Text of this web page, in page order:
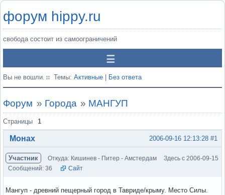
форум hippy.ru
свобода состоит из самоограничений
Вы не вошли. Темы: Активные Без ответа
Форум » Города » МАНГУП
Страницы 1
#1
2006-09-16 12:13:28
Монах
Участник Откуда: Кишинев - Питер - Амстердам
Здесь с 2006-09-15
Сообщений: 36
Сайт
Мангуп - древний пещерный город в Тавриде/крыму. Место Силы.